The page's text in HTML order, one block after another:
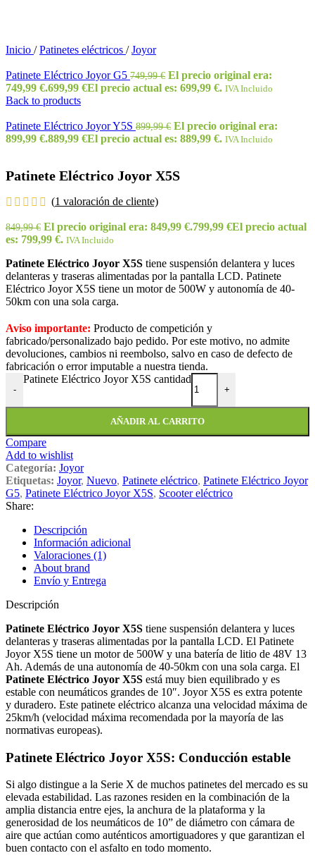
Inicio / Patinetes eléctricos / Joyor
Patinete Eléctrico Joyor G5 749,99€ El precio original era:
749,99 €.699,99 €El precio actual es: 699,99 €. IVA Incluido
Back to products
Patinete Eléctrico Joyor Y5S 899,99€ El precio original era:
899,99 €.889,99 €El precio actual es: 889,99 €. IVA Incluido
Patinete Eléctrico Joyor X5S
(1 valoración de cliente)
849,99€ El precio original era: 849,99 €.799,99 €El precio actual
es: 799,99 €. IVA Incluido
Patinete Eléctrico Joyor X5S tiene suspensión delantera y luces
delanteras y traseras alimentadas por la pantalla LCD. Patinete
Eléctrico Joyor X5S tiene un motor de 500W y autonomía de 40-
50km con una sola carga.
Aviso importante: Producto de competición y
fabricado/personalizado bajo pedido. Por este motivo, no admite
devoluciones, cambios ni reembolso, salvo en caso de defecto de
fabricación o error imputable a nuestra tienda.
-
Patinete Eléctrico Joyor X5S cantidad
+
AÑADIR AL CARRITO
Compare
Add to wishlist
Categoría: Joyor
Etiquetas: Joyor, Nuevo, Patinete eléctrico, Patinete Eléctrico Joyor
G5, Patinete Eléctrico Joyor X5S, Scooter eléctrico
Share:
Descripción
Información adicional
Valoraciones (1)
About brand
Envío y Entrega
Descripción
Patinete Eléctrico Joyor X5S tiene suspensión delantera y luces
delanteras y traseras alimentadas por la pantalla LCD. El Patinete
Joyor X5S tiene un motor de 500W y una batería de litio de 48V 13
Ah. Además de una autonomía de 40-50km con una sola carga. El
Patinete Eléctrico Joyor X5S está muy bien equilibrado y es
estable con neumáticos grandes de 10″. Joyor X5S es extra potente
y duradero. Este patinete eléctrico alcanza una velocidad máxima de
25km/h (velocidad máxima recomendada por la mayoría de las
normativas europeas).
Patinete Eléctrico Joyor X5S: Conducción estable
Si algo distingue a la Serie X de muchos patinetes del mercado es su
elevada estabilidad. Las razones residen en la combinación de la
amplia distancia entre ejes, la anchura de la plataforma y la
generosidad de los neumáticos de 10” de diámetro con cámara de
aire que actúan como auténticos amortiguadores y que garantizan el
buen contacto con el asfalto en todo momento.